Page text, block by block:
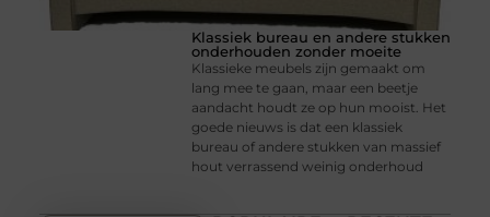
Klassiek bureau en andere stukken
onderhouden zonder moeite
Klassieke meubels zijn gemaakt om
lang mee te gaan, maar een beetje
aandacht houdt ze op hun mooist. Het
goede nieuws is dat een klassiek
bureau of andere stukken van massief
hout verrassend weinig onderhoud